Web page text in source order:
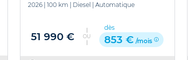
2026 100 km Diesel Automatique
51 990 € OU
dès
853 € /mois